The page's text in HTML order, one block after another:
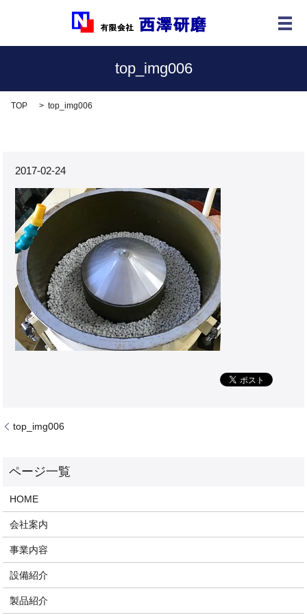
メ
top_img006
TOP top_img006
2017-02-24
top_img006
HOME
会社案内
事業内容
設備紹介
製品紹介